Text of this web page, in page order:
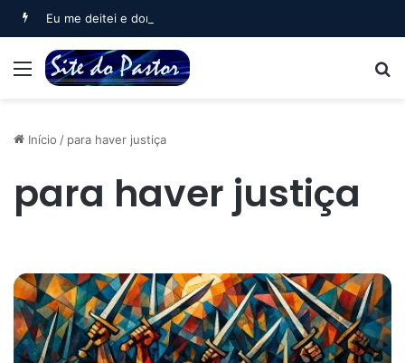
Eu me deitei e dormi (Salmo 3)
Menu
Início / para haver justiça
para haver justiça